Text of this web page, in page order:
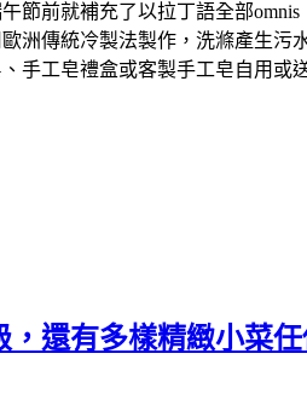
前就補充了以拉丁語全部
傳統冷製法製作，洗滌產生污
手工皂禮盒或客製手工皂自用或
還有多樣精緻小菜